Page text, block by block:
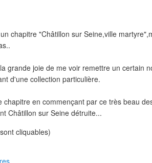
chapitre "Châtillon sur Seine,ville
grande joie de me voir remettre un certain
d'une collection particulière.
chapitre en commençant par ce très beau
Châtillon sur Seine détruite...
cliquables)